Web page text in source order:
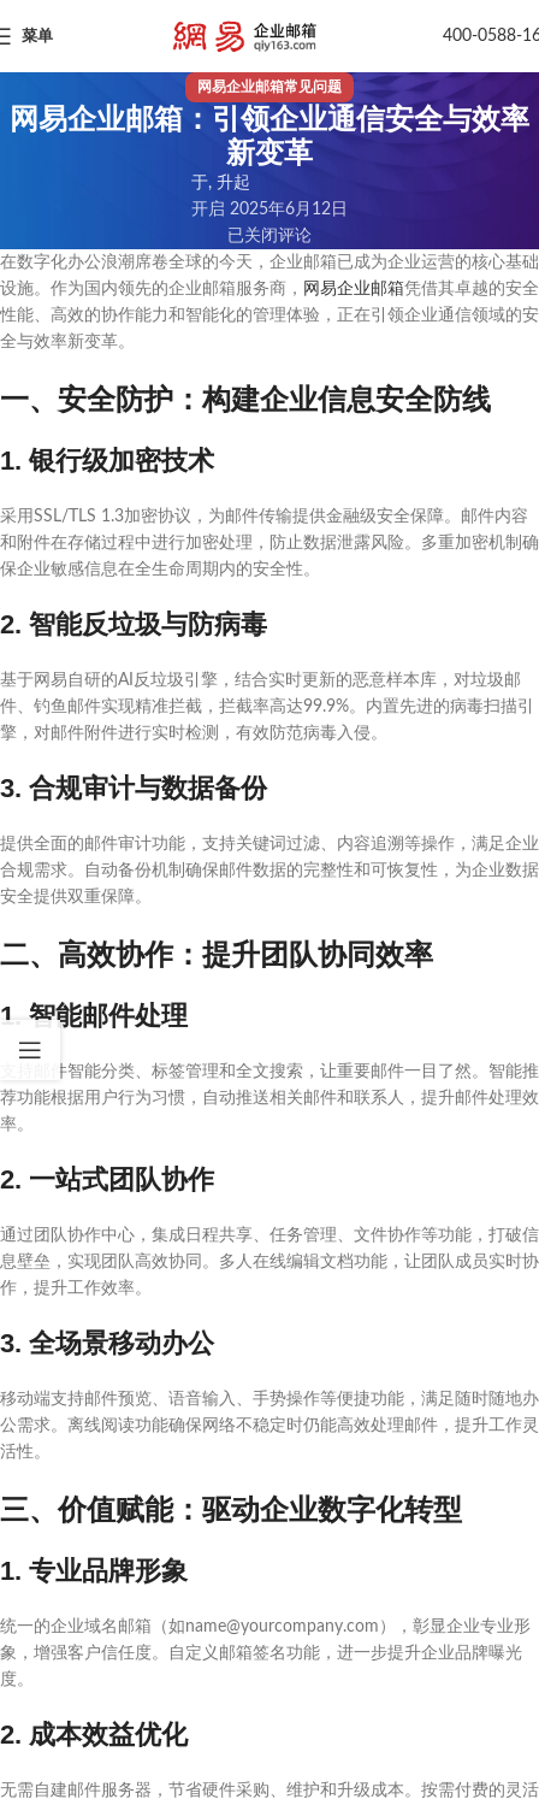
菜单 400-0588-
网易企业邮箱常见问题
网易企业邮箱：引领企业通信安全与效率
新变革
于, 升起
开启 2025年6月12日
已关闭评论
在数字化办公浪潮席卷全球的今天，企业邮箱已成为企业运营的核心基础
设施。作为国内领先的企业邮箱服务商， 网易企业邮箱凭借其卓越的安全
性能、高效的协作能力和智能化的管理体验，正在引领企业通信领域的安
全与效率新变革。
一、安全防护：构建企业信息安全防线
1. 银行级加密技术
采用SSL/TLS 1.3加密协议，为邮件传输提供金融级安全保障。邮件内容
和附件在存储过程中进行加密处理，防止数据泄露风险。多重加密机制确
保企业敏感信息在全生命周期内的安全性。
2. 智能反垃圾与防病毒
基于网易自研的AI反垃圾引擎，结合实时更新的恶意样本库，对垃圾邮
件、钓鱼邮件实现精准拦截，拦截率高达99.9%。内置先进的病毒扫描引
擎，对邮件附件进行实时检测，有效防范病毒入侵。
3. 合规审计与数据备份
提供全面的邮件审计功能，支持关键词过滤、内容追溯等操作，满足企业
合规需求。自动备份机制确保邮件数据的完整性和可恢复性，为企业数据
安全提供双重保障。
二、高效协作：提升团队协同效率
1. 智能邮件处理
支持邮件智能分类、标签管理和全文搜索，让重要邮件一目了然。智能推
荐功能根据用户行为习惯，自动推送相关邮件和联系人，提升邮件处理效
率。
2. 一站式团队协作
通过团队协作中心，集成日程共享、任务管理、文件协作等功能，打破信
息壁垒，实现团队高效协同。多人在线编辑文档功能，让团队成员实时协
作，提升工作效率。
3. 全场景移动办公
移动端支持邮件预览、语音输入、手势操作等便捷功能，满足随时随地办
公需求。离线阅读功能确保网络不稳定时仍能高效处理邮件，提升工作灵
活性。
三、价值赋能：驱动企业数字化转型
1. 专业品牌形象
统一的企业域名邮箱（如name@yourcompany.com），彰显企业专业形
象，增强客户信任度。自定义邮箱签名功能，进一步提升企业品牌曝光
度。
2. 成本效益优化
无需自建邮件服务器，节省硬件采购、维护和升级成本。按需付费的灵活